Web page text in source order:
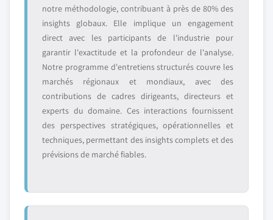
notre méthodologie, contribuant à près de 80% des
insights globaux. Elle implique un engagement
direct avec les participants de l'industrie pour
garantir l'exactitude et la profondeur de l'analyse.
Notre programme d'entretiens structurés couvre les
marchés régionaux et mondiaux, avec des
contributions de cadres dirigeants, directeurs et
experts du domaine. Ces interactions fournissent
des perspectives stratégiques, opérationnelles et
techniques, permettant des insights complets et des
prévisions de marché fiables.